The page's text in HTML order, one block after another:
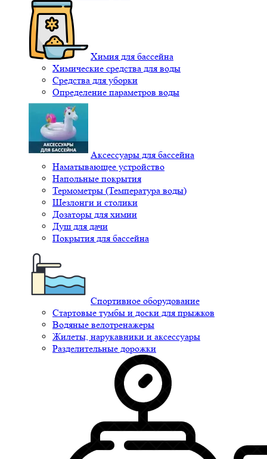
Химия для бассейна
Химические средства для воды
Средства для уборки
Определение параметров воды
Аксессуары для бассейна
Наматывающее устройство
Напольные покрытия
Термометры (Температура воды)
Шезлонги и столики
Дозаторы для химии
Душ для дачи
Покрытия для бассейна
Спортивное оборудование
Стартовые тумбы и доски для прыжков
Водяные велотренажеры
Жилеты, нарукавники и аксессуары
Разделительные дорожки